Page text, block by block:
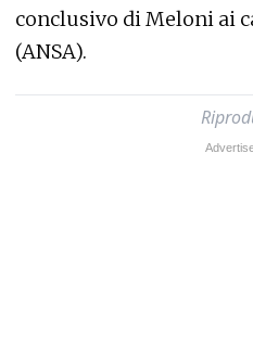
conclusivo di Meloni ai
(ANSA).